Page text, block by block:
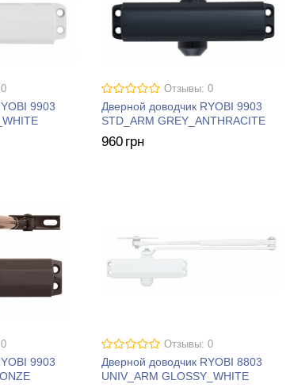
9903
Отзывы: 0
Дверной доводчик RYOBI 9903
STD_ARM GREY_ANTHRACITE
960 грн
9903
Отзывы: 0
Дверной доводчик RYOBI 8803
UNIV_ARM GLOSSY_WHITE